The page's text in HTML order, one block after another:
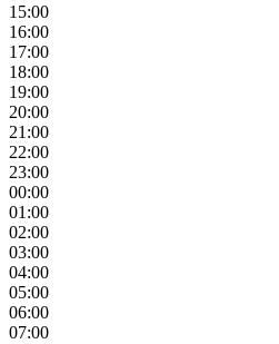
15:00
16:00
17:00
18:00
19:00
20:00
21:00
22:00
23:00
00:00
01:00
02:00
03:00
04:00
05:00
06:00
07:00